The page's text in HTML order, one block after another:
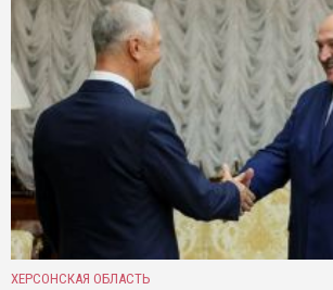
ХЕРСОНСКАЯ ОБЛАСТЬ